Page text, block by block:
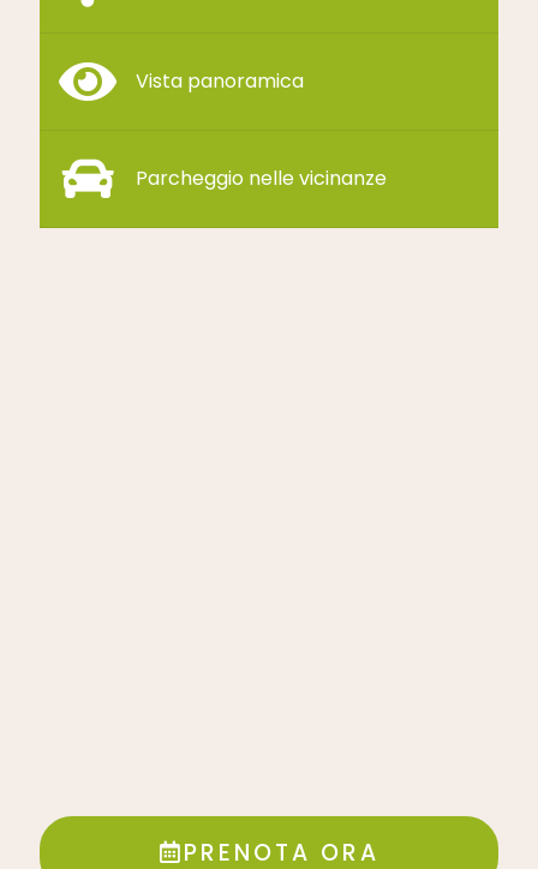
Vista panoramica
Parcheggio nelle vicinanze
PRENOTA ORA